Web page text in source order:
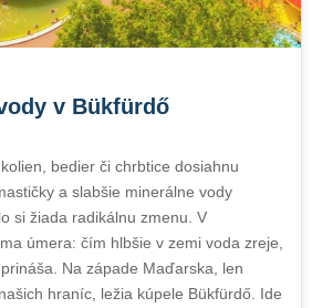
v Bükfürdő
bedier či chrbtice dosiahnu
a slabšie minerálne vody
si žiada radikálnu zmenu. V
úmera: čím hlbšie v zemi voda zreje,
Na západe Maďarska, len
hraníc, ležia kúpele Bükfürdő. Ide